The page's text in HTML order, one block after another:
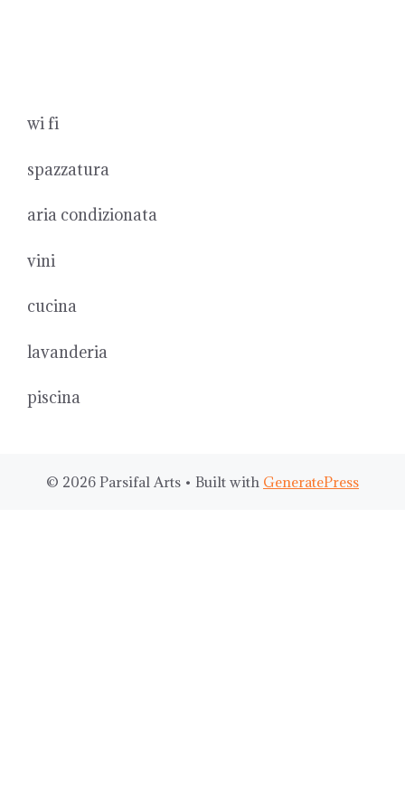
wi fi
spazzatura
aria condizionata
vini
cucina
lavanderia
piscina
© 2026 Parsifal Arts • Built with GeneratePress